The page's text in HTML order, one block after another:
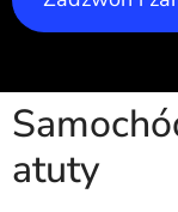
atuty